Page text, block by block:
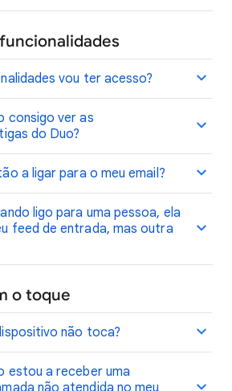
vou ter acesso?
consigo ver as
do Duo?
a ligar para o meu email?
ligo para uma pessoa, ela
feed de entrada, mas outra
o toque
não toca?
estou a receber uma
não atendida no meu